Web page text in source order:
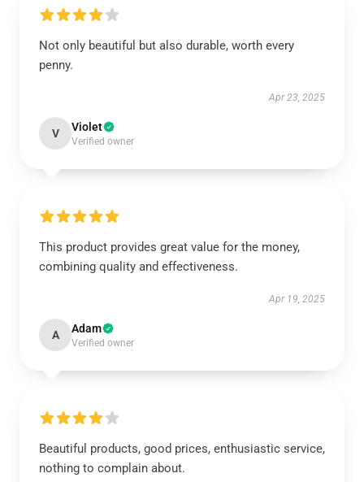
Not only beautiful but also durable, worth every
penny.
Apr 23, 2025
V Violet
Verified owner
This product provides great value for the money,
combining quality and effectiveness.
Apr 19, 2025
A Adam
Verified owner
Beautiful products, good prices, enthusiastic service,
nothing to complain about.